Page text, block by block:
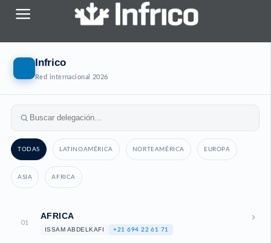
Saltar
Infrico
Red internacional 2026
TODAS LATINOAMÉRICA NORTEAMÉRICA EUROPA
ASIA AFRICA
01
AFRICA ›
ISSAM ABDELKAFI +21 694 22 61 71